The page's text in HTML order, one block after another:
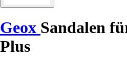
Geox Sandalen
Plus